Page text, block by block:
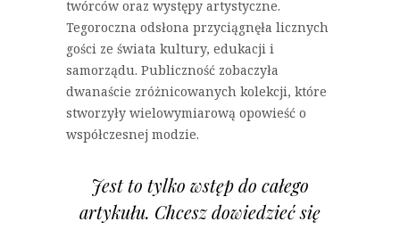
twórców oraz występy artystyczne.
Tegoroczna odsłona przyciągnęła licznych
gości ze świata kultury, edukacji i
samorządu. Publiczność zobaczyła
dwanaście zróżnicowanych kolekcji, które
stworzyły wielowymiarową opowieść o
współczesnej modzie.
Jest to tylko wstęp do całego
artykułu. Chcesz dowiedzieć się